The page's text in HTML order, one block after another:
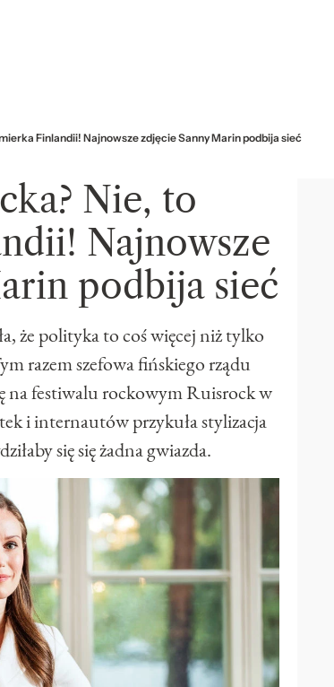
Finlandii! Najnowsze zdjęcie Sanny Marin podbija sieć
Nie, to
Najnowsze
podbija sieć
że polityka to coś więcej niż tylko
razem szefowa fińskiego rządu
na festiwalu rockowym Ruisrock w
i internautów przykuła stylizacja
się się żadna gwiazda.